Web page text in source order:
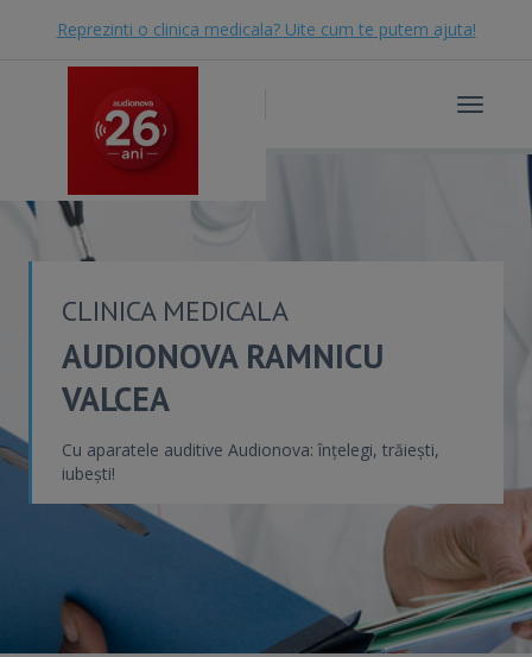
Reprezinti o clinica medicala? Uite cum te putem ajuta!
Toggle
CLINICA MEDICALA
AUDIONOVA RAMNICU
VALCEA
Cu aparatele auditive Audionova: înțelegi, trăiești,
iubești!